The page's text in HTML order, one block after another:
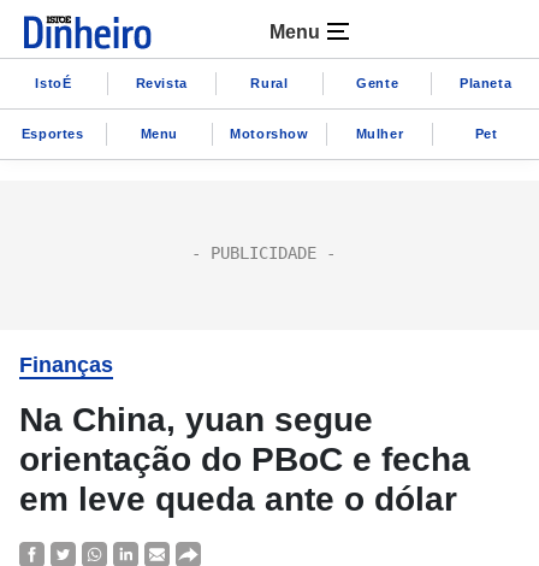
Menu
IstoÉ Revista Rural Gente Planeta
Esportes Menu Motorshow Mulher Pet
Finanças
Na China, yuan segue
orientação do PBoC e fecha
em leve queda ante o dólar